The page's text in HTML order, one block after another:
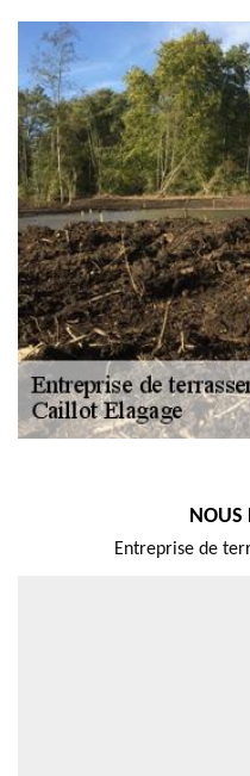
NOUS
Entreprise de